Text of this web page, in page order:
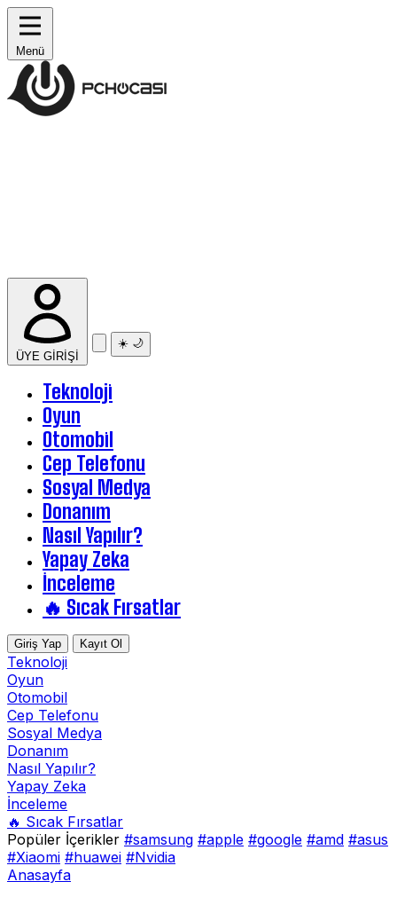
Menü
ÜYE GİRİŞİ
☀️ 🌙
Teknoloji
Oyun
Otomobil
Cep Telefonu
Sosyal Medya
Donanım
Nasıl Yapılır?
Yapay Zeka
İnceleme
🔥 Sıcak Fırsatlar
Giriş Yap Kayıt Ol
Teknoloji
Oyun
Otomobil
Cep Telefonu
Sosyal Medya
Donanım
Nasıl Yapılır?
Yapay Zeka
İnceleme
🔥 Sıcak Fırsatlar
Popüler İçerikler #samsung #apple #google #amd #asus
#Xiaomi #huawei #Nvidia
Anasayfa